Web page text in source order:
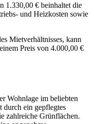
1.330,00 € beinhaltet die
und Heizkosten sowie
Mietverhältnisses, kann
Preis von 4.000,00 €
Wohnlage im beliebten
ein gepflegtes
zahlreiche Grünflächen.